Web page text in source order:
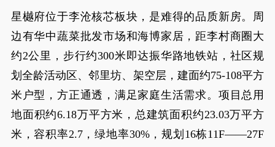
星樾府位于李沧核芯板块，是难得的品质新房。周
边有华中蔬菜批发市场和海博家居，距李村商圈大
约2公里，步行约300米即达振华路地铁站，社区规
划全龄活动区、邻里坊、架空层，建面约75-108平方
米户型，方正通透，满足家庭生活需求。项目总用
地面积约6.18万平方米，总建筑面积约23.03万平方
米，容积率2.7，绿地率30%，规划16栋11F——27F